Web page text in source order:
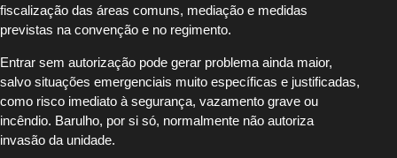
fiscalização das áreas comuns, mediação e medidas
previstas na convenção e no regimento.
Entrar sem autorização pode gerar problema ainda maior,
salvo situações emergenciais muito específicas e justificadas,
como risco imediato à segurança, vazamento grave ou
incêndio. Barulho, por si só, normalmente não autoriza
invasão da unidade.